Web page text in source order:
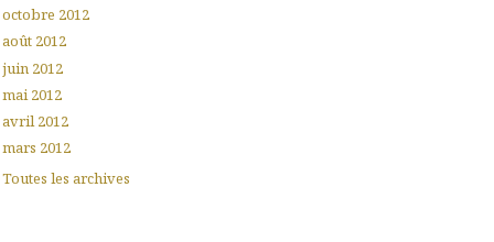
octobre 2012
août 2012
juin 2012
mai 2012
avril 2012
mars 2012
Toutes les archives